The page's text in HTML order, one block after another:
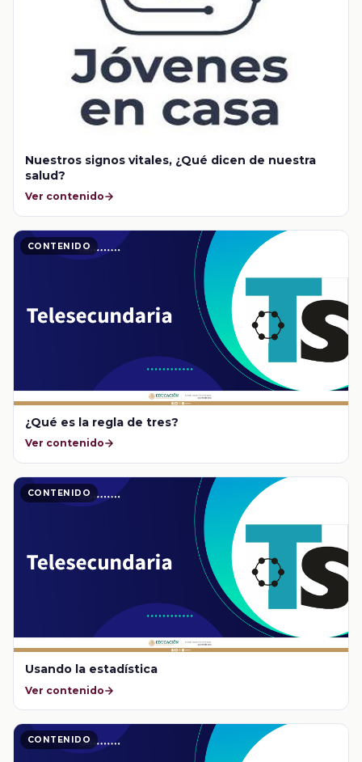
Nuestros signos vitales, ¿Qué dicen de nuestra
salud?
Ver contenido
CONTENIDO
¿Qué es la regla de tres?
Ver contenido
CONTENIDO
Usando la estadística
Ver contenido
CONTENIDO